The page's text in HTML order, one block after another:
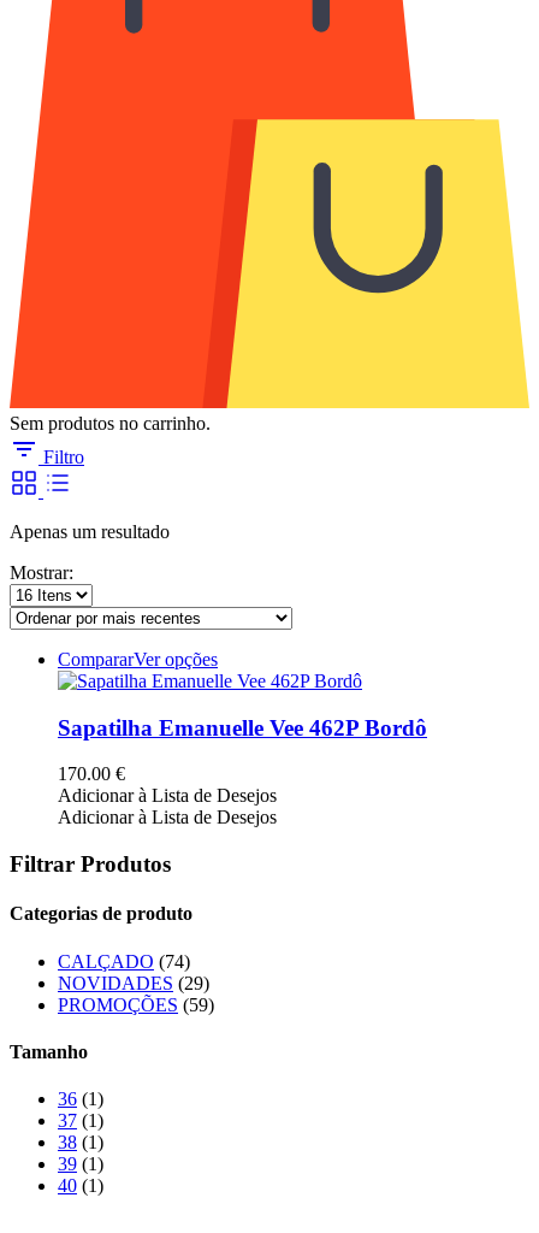
Sem produtos no carrinho.
Filtro
Apenas um resultado
Mostrar:
CompararVer opçõesThis
product
multiple
variants.
options
may
Sapatilha Emanuelle Vee 462P Bordô
170.00 €
Adicionar à Lista de Desejos
Adicionar à Lista de Desejos
Filtrar Produtos
Categorias de produto
CALÇADO (74)
NOVIDADES (29)
PROMOÇÕES (59)
Tamanho
36 (1)
37 (1)
38 (1)
39 (1)
40 (1)